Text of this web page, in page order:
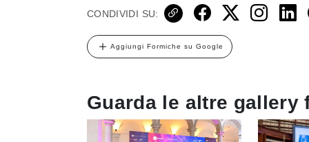
CONDIVIDI SU:
Aggiungi Formiche su Google
Guarda le altre gallery